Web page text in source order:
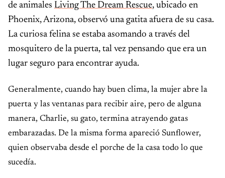
de animales Living The Dream Rescue, ubicado en
Phoenix, Arizona, observó una gatita afuera de su casa.
La curiosa felina se estaba asomando a través del
mosquitero de la puerta, tal vez pensando que era un
lugar seguro para encontrar ayuda.
Generalmente, cuando hay buen clima, la mujer abre la
puerta y las ventanas para recibir aire, pero de alguna
manera, Charlie, su gato, termina atrayendo gatas
embarazadas. De la misma forma apareció Sunflower,
quien observaba desde el porche de la casa todo lo que
sucedía.